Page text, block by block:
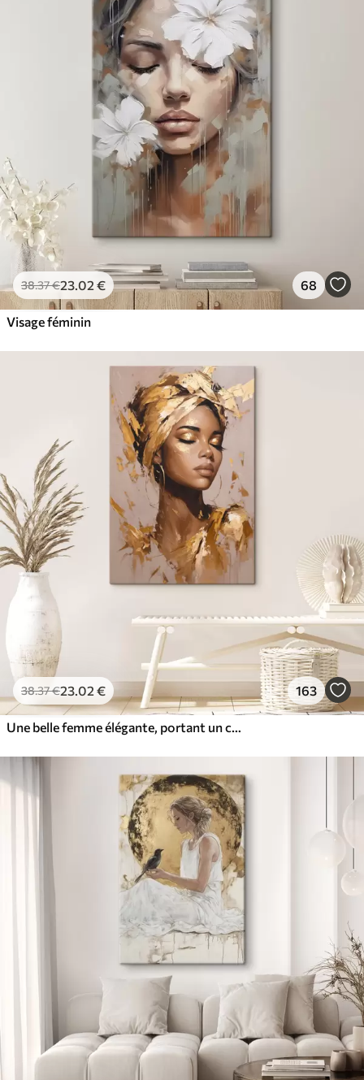
38.37€23.02 € 68
Visage féminin
38.37€23.02 € 163
Une belle femme élégante, portant un couvre-chef